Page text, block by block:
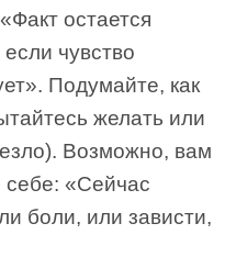
остается
чувство
Подумайте, как
желать или
Возможно, вам
себе: «Сейчас
боли, или зависти,